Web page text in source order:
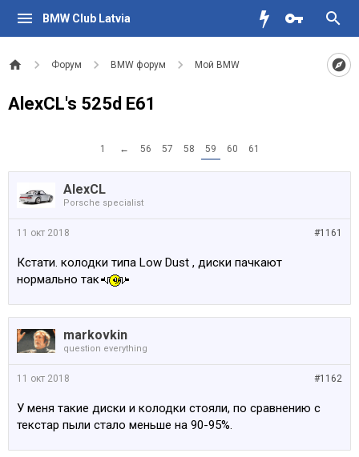
BMW Club Latvia
Форум BMW форум Мой BMW
AlexCL's 525d E61
1 ← 56 57 58 59 60 61
AlexCL
Porsche specialist
#1161
11 окт 2018
Кстати. колодки типа Low Dust , диски пачкают
нормально так
markovkin
question everything
#1162
11 окт 2018
У меня такие диски и колодки стояли, по сравнению с
текстар пыли стало меньше на 90-95%.